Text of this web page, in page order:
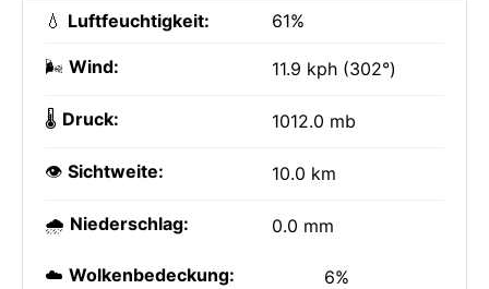
💧 Luftfeuchtigkeit: 61%
🌬️ Wind: 11.9 kph (302°)
🌡️ Druck: 1012.0 mb
👁️ Sichtweite: 10.0 km
🌧️ Niederschlag: 0.0 mm
☁️ Wolkenbedeckung: 6%